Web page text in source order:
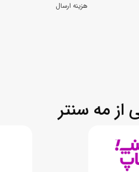
هزینه ارسال
از مه سنتر